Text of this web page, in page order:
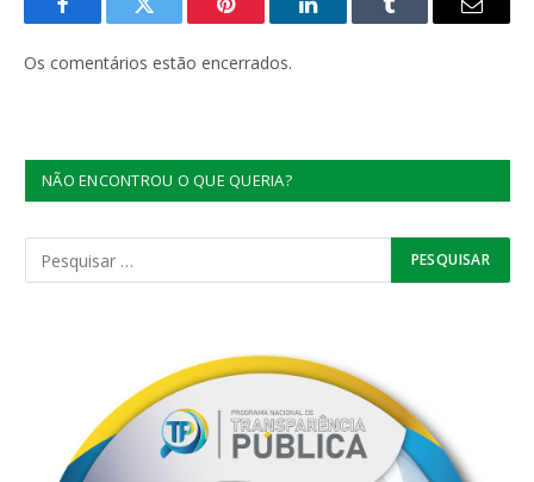
FacebookTwitter Pinterest LinkedInTumblr
E-
Os comentários estão encerrados.
NÃO ENCONTROU O QUE QUERIA?